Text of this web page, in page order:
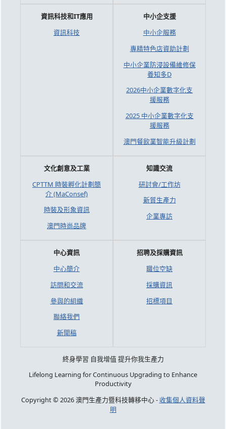
資訊科技和IT應用
資訊科技
中小企支援
中小企服務
專精特色店資助計劃
中小企業防浸設備維修保
養知多D
2026中小企業數字化支
援服務
2025 中小企業數字化支
援服務
澳門餐飲業智能升級計劃
文化創意及工業
CPTTM 時裝孵化計劃簡
介 (MaConsef)
時裝及形象資訊
澳門時尚品牌
知識交流
研討會/工作坊
新質生產力
企業專訪
中心資訊
中心簡介
訪問和交流
參與的組織
聯絡我們
新聞稿
招聘及採購資訊
職位空缺
採購資訊
招標項目
終身學習 自我增值 提升你我生產力
Lifelong Learning for Continuous Upgrading to Enhance
Productivity
Copyright © 2026 澳門生產力暨科技轉移中心 - 收集個人資料聲
明